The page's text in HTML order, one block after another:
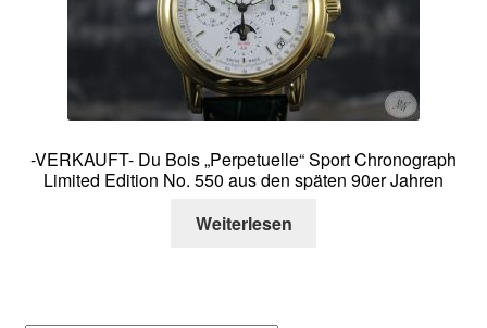
Kontakt
-VERKAUFT- Du Bois „Perpetuelle“ Sport Chronograph
Limited Edition No. 550 aus den späten 90er Jahren
Weiterlesen